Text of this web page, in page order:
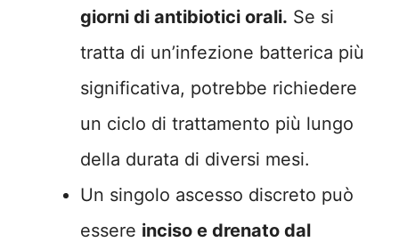
giorni di antibiotici orali. Se si
tratta di un’infezione batterica più
significativa, potrebbe richiedere
un ciclo di trattamento più lungo
della durata di diversi mesi.
Un singolo ascesso discreto può
essere inciso e drenato dal